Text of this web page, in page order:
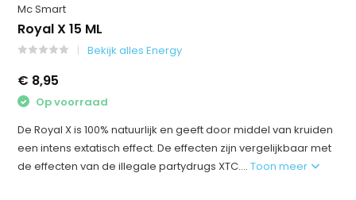
Mc Smart
Royal X 15 ML
Bekijk alles Energy
€ 8,95
Op voorraad
De Royal X is 100% natuurlijk en geeft door middel van kruiden
een intens extatisch effect. De effecten zijn vergelijkbaar met
de effecten van de illegale partydrugs XTC....Toon meer